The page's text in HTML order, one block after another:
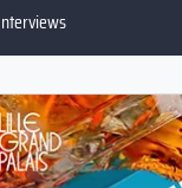
aux lieux